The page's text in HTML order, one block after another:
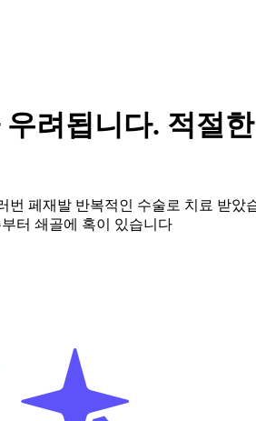
려됩니다. 적절
페재발 반복적인 수술로 치료 받
터 쇄골에 혹이 있습니다